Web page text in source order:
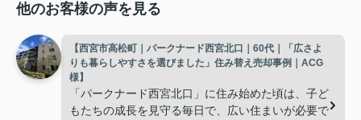
他のお客様の声を見る
【西宮市高松町｜パークナード西宮北口｜60代｜「広さよ
りも暮らしやすさを選びました」住み替え売却事例｜ACG
様】
「パークナード西宮北口」に住み始めた頃は、子ど
もたちの成長を見守る毎日で、広い住まいが必要で